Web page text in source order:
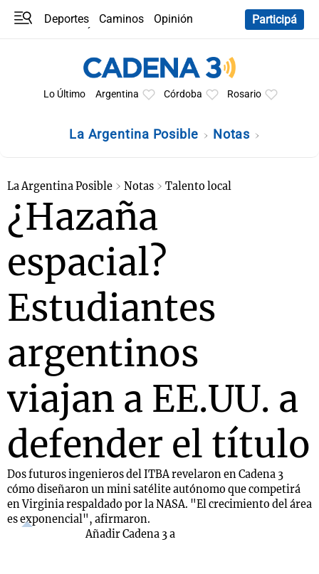
Deportes Caminos
Opinión
Participá
Lo Último Argentina Córdoba Rosario
La Argentina Posible Notas
La Argentina Posible Notas Talento local
¿Hazaña
espacial?
Estudiantes
argentinos
viajan a EE.UU. a
defender el título
Dos futuros ingenieros del ITBA revelaron en Cadena 3
cómo diseñaron un mini satélite autónomo que competirá
en Virginia respaldado por la NASA. "El crecimiento del área
es exponencial", afirmaron.
Añadir Cadena 3 a